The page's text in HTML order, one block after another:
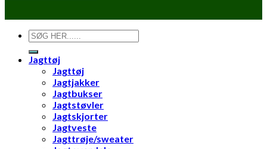
Søg
efter:
Jagttøj
Jagttøj
Jagtjakker
Jagtbukser
Jagtstøvler
Jagtskjorter
Jagtveste
Jagttrøje/sweater